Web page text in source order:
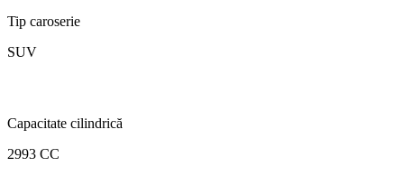
Tip caroserie
SUV
Capacitate cilindrică
2993 CC